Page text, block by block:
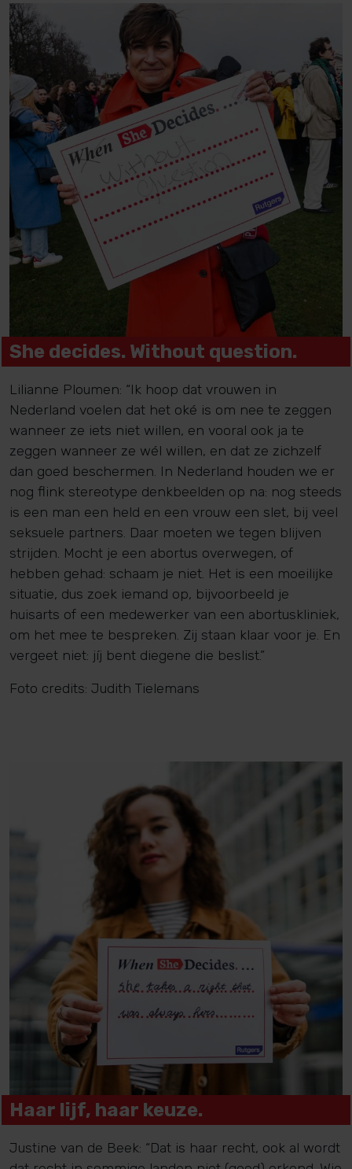
She decides. Without question.
Lilianne Ploumen: “Ik hoop dat vrouwen in
Nederland voelen dat het oké is om nee te zeggen
wanneer ze iets niet willen, en vooral ook ja te
zeggen wanneer ze wél willen, en dat ze zichzelf
dan goed beschermen. In Nederland houden we er
nog flink stereotype denkbeelden op na: nog steeds
is een man een held en een vrouw een slet, bij veel
seksuele partners. Daar moeten we tegen blijven
strijden. Mocht je een abortus overwegen, of
hebben gehad: schaam je niet. Het is een moeilijke
situatie, dus zoek iemand op, bijvoorbeeld je
huisarts of een medewerker van een abortuskliniek,
om het mee te bespreken. Zij staan klaar voor je. En
vergeet niet: jíj bent diegene die beslist.”
Foto credits: Judith Tielemans
Haar lijf, haar keuze.
Justine van de Beek: “Dat is haar recht, ook al wordt